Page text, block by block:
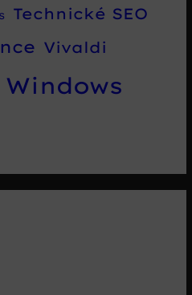
Technické SEO
Vivaldi
Windows